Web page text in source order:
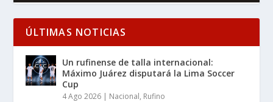
ÚLTIMAS NOTICIAS
Un rufinense de talla internacional:
Máximo Juárez disputará la Lima Soccer
Cup
4 Ago 2026 | Nacional, Rufino